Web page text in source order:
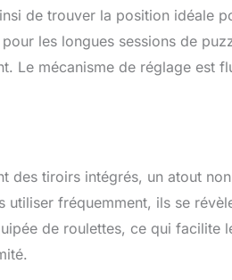
de trouver la position idéale
les longues sessions de
Le mécanisme de réglage est
des tiroirs intégrés, un atout
utiliser fréquemment, ils se
de roulettes, ce qui facilite